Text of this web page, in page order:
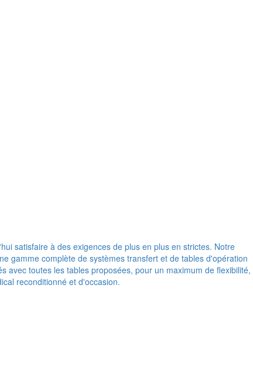
satisfaire à des exigences de plus en plus en strictes. Notre
gamme complète de systèmes transfert et de tables d'opération
avec toutes les tables proposées, pour un maximum de flexibilité,
reconditionné et d'occasion.